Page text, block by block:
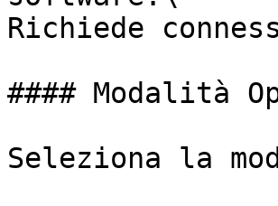
Richiede
#### Modalità
Seleziona la